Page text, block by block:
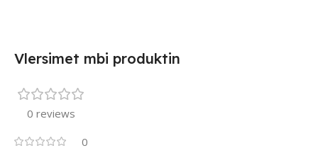
Vlersimet mbi produktin
0 reviews
0